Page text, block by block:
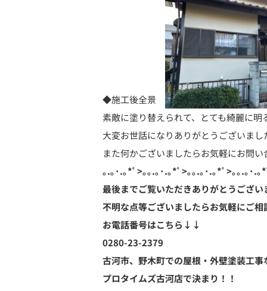
◆施工後全景
素敵に塗り替えられて、とても綺麗に明
大変お世話になりありがとうございまし
また何かございましたらお気軽にお問い
｡.｡･.｡*ﾟ>｡｡.｡･.｡*ﾟ>｡｡.｡･.｡*ﾟ>｡｡.｡･.｡
最後までご覧いただきありがとうござい
不明な点等ございましたらお気軽にご相
お電話番号はこちら↓↓
0280-23-2379
古河市、野木町での屋根・外壁塗装工事
プロタイムズ古河店で決まり！！